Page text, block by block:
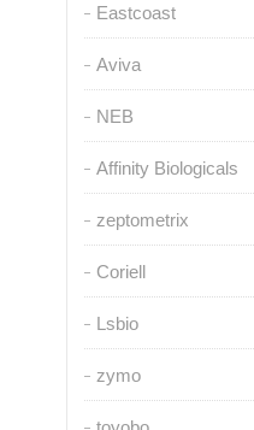
Eastcoast
Aviva
NEB
Affinity Biologicals
zeptometrix
Coriell
Lsbio
zymo